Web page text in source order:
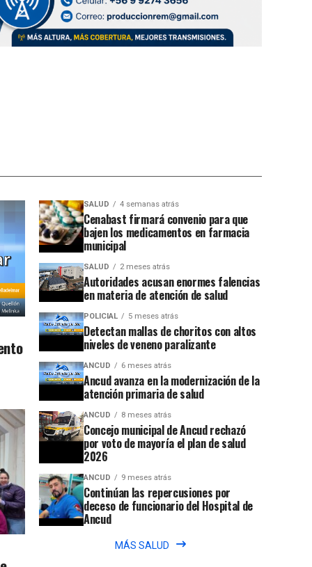
SALUD 4 semanas atrás
Cenabast firmará convenio para que
bajen los medicamentos en farmacia
municipal
SALUD 2 meses atrás
Autoridades acusan enormes falencias
en materia de atención de salud
POLICIAL 5 meses atrás
Detectan mallas de choritos con altos
niveles de veneno paralizante
ANCUD 6 meses atrás
Ancud avanza en la modernización de la
atención primaria de salud
ANCUD 8 meses atrás
Concejo municipal de Ancud rechazó
por voto de mayoría el plan de salud
2026
ANCUD 9 meses atrás
Continúan las repercusiones por
deceso de funcionario del Hospital de
Ancud
MÁS SALUD